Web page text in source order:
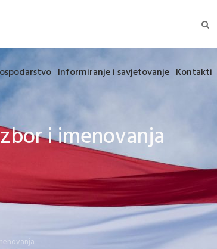
Informiranje i savjetovanje Kontakti
i imenovanja